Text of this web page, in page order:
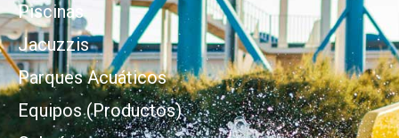
Piscinas
Jacuzzis
Parques Acuáticos
Equipos (Productos)